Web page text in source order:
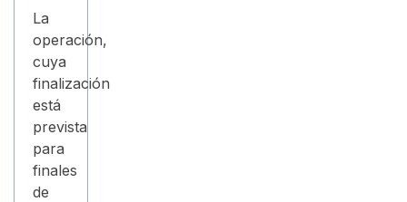
La
operación,
cuya
finalización
está
prevista
para
finales
de